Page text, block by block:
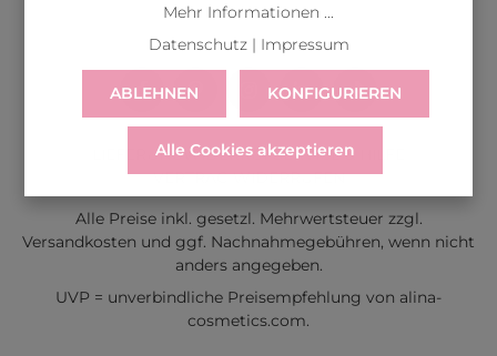
LIEFERUNGWIDERRUFSERVICE & HILFE
VERTRAG WIDERRUFEN
Alle Preise inkl. gesetzl. Mehrwertsteuer zzgl.
Versandkosten und ggf. Nachnahmegebühren, wenn nicht
anders angegeben.
UVP = unverbindliche Preisempfehlung von alina-
cosmetics.com.
Mehr Informationen ...
Datenschutz| Impressum
ABLEHNEN KONFIGURIEREN
Alle Cookies akzeptieren